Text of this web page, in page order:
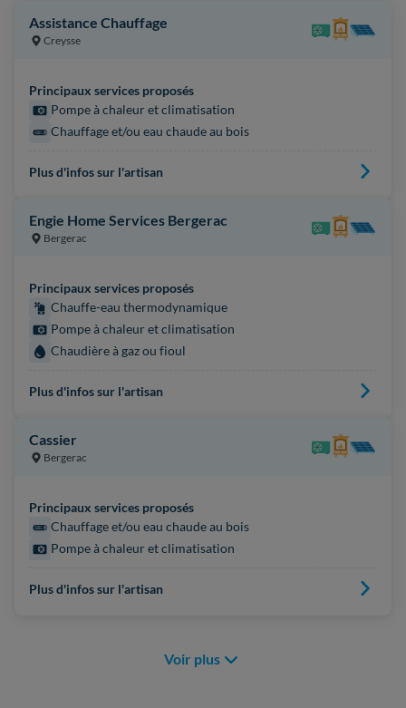
Assistance Chauffage
Creysse
Principaux services proposés
Pompe à chaleur et climatisation
Chauffage et/ou eau chaude au bois
Plus d'infos sur l'artisan
Engie Home Services Bergerac
Bergerac
Principaux services proposés
Chauffe-eau thermodynamique
Pompe à chaleur et climatisation
Chaudière à gaz ou fioul
Plus d'infos sur l'artisan
Cassier
Bergerac
Principaux services proposés
Chauffage et/ou eau chaude au bois
Pompe à chaleur et climatisation
Plus d'infos sur l'artisan
Voir plus